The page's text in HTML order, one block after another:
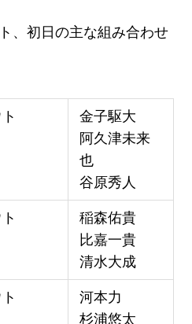
、初日の主な組み合わせ
金子駆大
阿久津未来
也
谷原秀人
稲森佑貴
比嘉一貴
清水大成
河本力
杉浦悠太